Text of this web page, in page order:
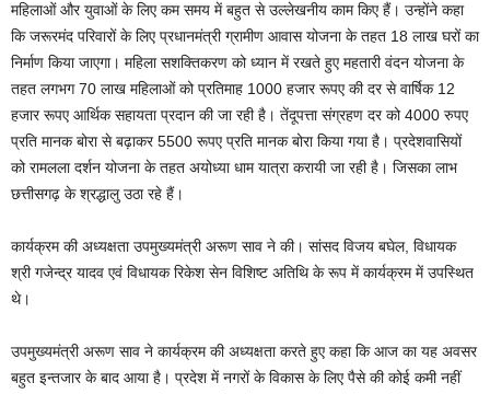
महिलाओं और युवाओं के लिए कम समय में बहुत से उल्लेखनीय काम किए हैं। उन्होंने कहा
कि जरूरमंद परिवारों के लिए प्रधानमंत्री ग्रामीण आवास योजना के तहत 18 लाख घरों का
निर्माण किया जाएगा। महिला सशक्तिकरण को ध्यान में रखते हुए महतारी वंदन योजना के
तहत लगभग 70 लाख महिलाओं को प्रतिमाह 1000 हजार रूपए की दर से वार्षिक 12
हजार रूपए आर्थिक सहायता प्रदान की जा रही है। तेंदूपत्ता संग्रहण दर को 4000 रुपए
प्रति मानक बोरा से बढ़ाकर 5500 रूपए प्रति मानक बोरा किया गया है। प्रदेशवासियों
को रामलला दर्शन योजना के तहत अयोध्या धाम यात्रा करायी जा रही है। जिसका लाभ
छत्तीसगढ़ के श्रद्धालु उठा रहे हैं।
कार्यक्रम की अध्यक्षता उपमुख्यमंत्री अरूण साव ने की। सांसद विजय बघेल, विधायक
श्री गजेन्द्र यादव एवं विधायक रिकेश सेन विशिष्ट अतिथि के रूप में कार्यक्रम में उपस्थित
थे।
उपमुख्यमंत्री अरूण साव ने कार्यक्रम की अध्यक्षता करते हुए कहा कि आज का यह अवसर
बहुत इन्तजार के बाद आया है। प्रदेश में नगरों के विकास के लिए पैसे की कोई कमी नहीं